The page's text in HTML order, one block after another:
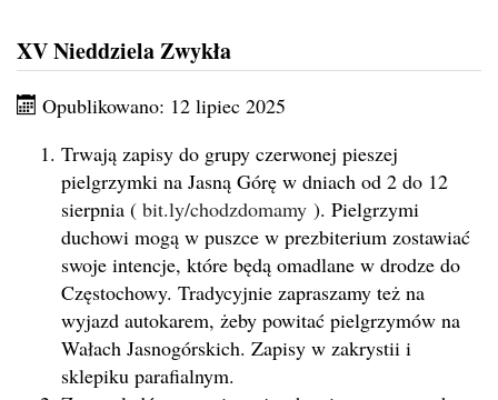
XV Nieddziela Zwykła
Opublikowano: 12 lipiec 2025
Trwają zapisy do grupy czerwonej pieszej
pielgrzymki na Jasną Górę w dniach od 2 do 12
sierpnia ( bit.ly/chodzdomamy ). Pielgrzymi
duchowi mogą w puszce w prezbiterium zostawiać
swoje intencje, które będą omadlane w drodze do
Częstochowy. Tradycyjnie zapraszamy też na
wyjazd autokarem, żeby powitać pielgrzymów na
Wałach Jasnogórskich. Zapisy w zakrystii i
sklepiku parafialnym.